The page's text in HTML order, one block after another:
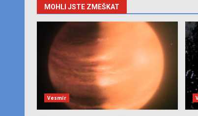
MOHLI JSTE ZMEŠKAT
Vesmír